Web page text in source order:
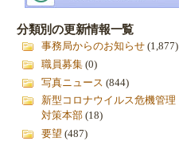
分類別の更新情報一覧
事務局からのお知らせ (1,877)
職員募集 (0)
写真ニュース (844)
新型コロナウイルス危機管理
対策本部 (18)
要望 (487)